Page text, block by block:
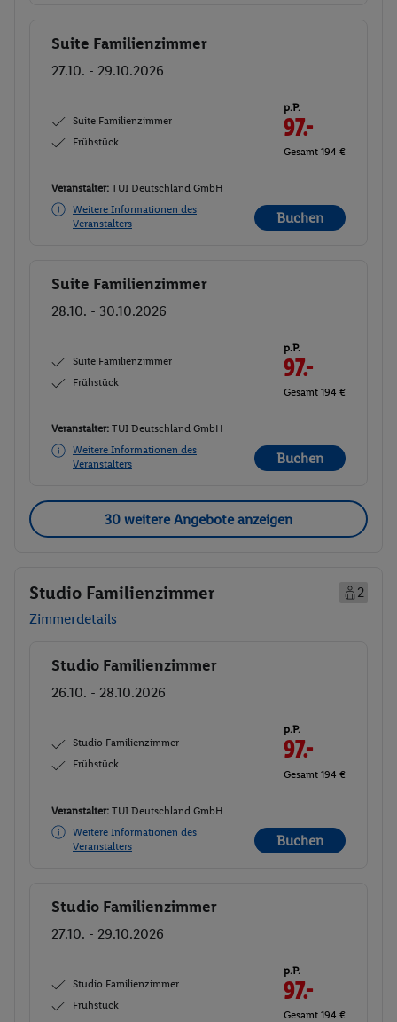
Buchen
Suite Familienzimmer
27.10. - 29.10.2026
Suite Familienzimmer
Frühstück
p.P.
97.-
Gesamt 194 €
Veranstalter: TUI Deutschland GmbH
Weitere Informationen des
Veranstalters
Buchen
Buchen
Suite Familienzimmer
28.10. - 30.10.2026
Suite Familienzimmer
Frühstück
p.P.
97.-
Gesamt 194 €
Veranstalter: TUI Deutschland GmbH
Weitere Informationen des
Veranstalters
Buchen
30 weitere Angebote anzeigen
Studio Familienzimmer
2
Zimmerdetails
Buchen
Studio Familienzimmer
26.10. - 28.10.2026
Studio Familienzimmer
Frühstück
p.P.
97.-
Gesamt 194 €
Veranstalter: TUI Deutschland GmbH
Weitere Informationen des
Veranstalters
Buchen
Buchen
Studio Familienzimmer
27.10. - 29.10.2026
Studio Familienzimmer
Frühstück
p.P.
97.-
Gesamt 194 €